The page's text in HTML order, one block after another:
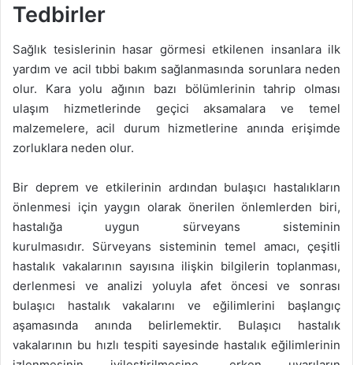
Tedbirler
Sağlık tesislerinin hasar görmesi etkilenen insanlara ilk
yardım ve acil tıbbi bakım sağlanmasında sorunlara neden
olur. Kara yolu ağının bazı bölümlerinin tahrip olması
ulaşım hizmetlerinde geçici aksamalara ve temel
malzemelere, acil durum hizmetlerine anında erişimde
zorluklara neden olur.
Bir deprem ve etkilerinin ardından bulaşıcı hastalıkların
önlenmesi için yaygın olarak önerilen önlemlerden biri,
hastalığa uygun sürveyans sisteminin
kurulmasıdır. Sürveyans sisteminin temel amacı, çeşitli
hastalık vakalarının sayısına ilişkin bilgilerin toplanması,
derlenmesi ve analizi yoluyla afet öncesi ve sonrası
bulaşıcı hastalık vakalarını ve eğilimlerini başlangıç
aşamasında anında belirlemektir. Bulaşıcı hastalık
vakalarının bu hızlı tespiti sayesinde hastalık eğilimlerinin